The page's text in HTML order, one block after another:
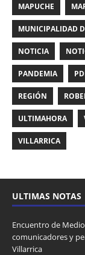
MAPUCHE
MUNICIPALIDAD
NOTICIA
PANDEMIA
REGIÓN
ULTIMAHORA
VILLARRICA
ULTIMAS NOTAS
Encuentro de
comunicadores y
Villarrica